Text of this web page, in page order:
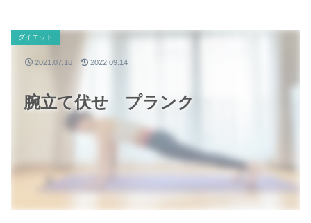
腕立て伏せ プランク
ダイエット
2021.07.16 2022.09.14